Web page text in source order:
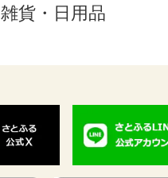
雑貨・日用品